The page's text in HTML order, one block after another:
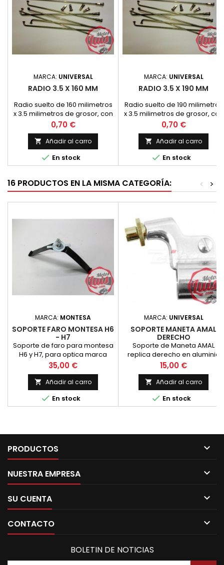
MARCA: UNIVERSAL
RADIO 3.5 X 160 MM
Radio suelto de 160 milimetros
x 3.5 milimetros de grosor, con
la cabecilla a 90 grados
Precio
0,70 €
 Añadir al carro
 En stock
MARCA: UNIVERSAL
RADIO 3.5 X 190 MM
Radio suelto de 190 milimetros
x 3.5 milimetros de grosor, con
la cabecilla a 90 grados
Precio
0,70 €
 Añadir al carro
 En stock
16 PRODUCTOS EN LA MISMA CATEGORÍA: >
<
MARCA: MONTESA
SOPORTE FARO MONTESA H6
- H7
Soporte de faro para montesa
H6 y H7, para optica marca
rinder. Completo, con tuercas
y arandelas
Precio
35,00 €
 Añadir al carro
 En stock
MARCA: UNIVERSAL
SOPORTE MANETA AMAL
DERECHO
Soporte de Maneta AMAL
replica derecho en aluminio
pulido.
Precio
15,00 €
 Añadir al carro
 En stock
PRODUCTOS 
NUESTRA EMPRESA 
SU CUENTA 
CONTACTO 
BOLETIN DE NOTICIAS